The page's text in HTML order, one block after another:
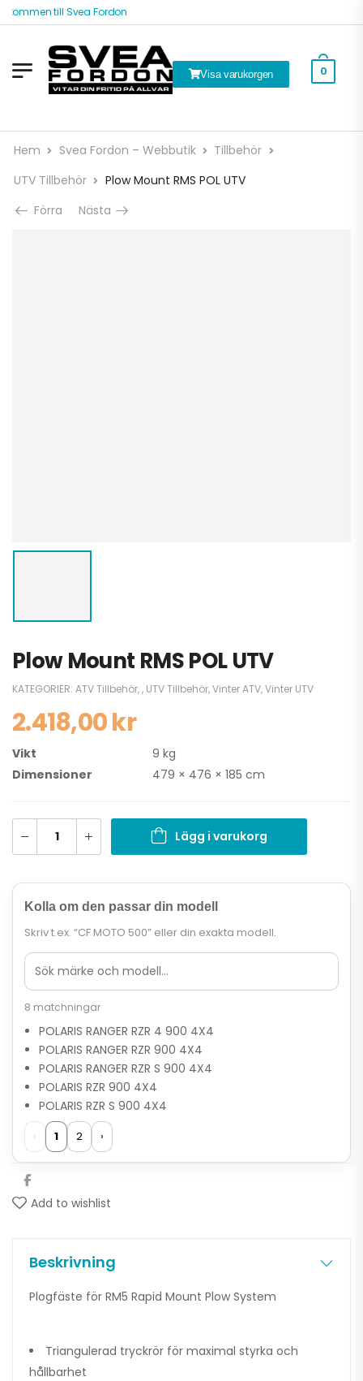
till Svea Fordon
Visa varukorgen 0
Hem Svea Fordon – Webbutik
Tillbehör
UTV Tillbehör
Plow Mount RMS POL UTV
Förra
Nästa
Plow Mount RMS POL UTV
KATEGORIER: ATV Tillbehör,, UTV Tillbehör,Vinter ATV,Vinter UTV
2.418,00kr
Vikt
9 kg
Dimensioner
479 × 476 × 185 cm
Lägg i varukorg
Kolla om den passar din modell
Skriv t.ex. “CF MOTO 500” eller din exakta modell.
8 matchningar
POLARIS RANGER RZR 4 900 4X4
POLARIS RANGER RZR 900 4X4
POLARIS RANGER RZR S 900 4X4
POLARIS RZR 900 4X4
POLARIS RZR S 900 4X4
‹ 1 2 ›
Add to wishlist
Beskrivning
Plogfäste för RM5 Rapid Mount Plow System
Triangulerad tryckrör för maximal styrka och
hållbarhet